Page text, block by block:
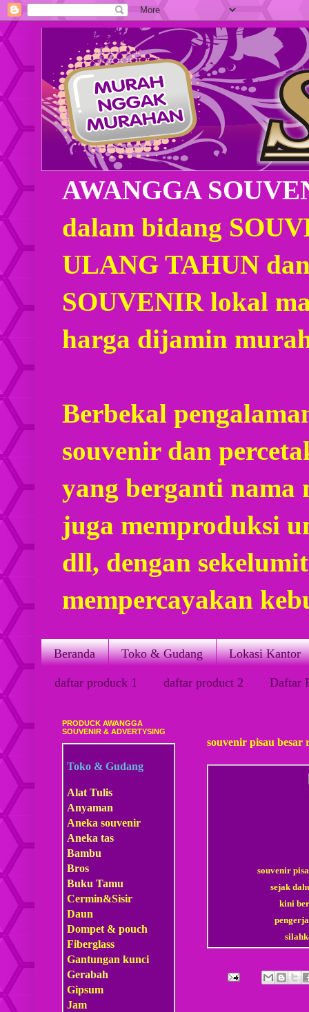
AWANGGA
dalam bidang
ULANG TAHUN
SOUVENIR lokal
harga dijamin
Berbekal
souvenir dan
yang berganti nama
juga memproduksi
dll, dengan
mempercayakan
Beranda Toko & Gudang Lokasi Kantor
daftar produck 1 daftar product 2 Daftar
souvenir pisau besar
souvenir
sejak
kini
PRODUCK AWANGGA
SOUVENIR & ADVERTYSING
Toko & Gudang
Alat Tulis
Anyaman
Aneka souvenir
Aneka tas
Bambu
Bros
Buku Tamu
Cermin&Sisir
Daun
Dompet & pouch
Fiberglass
Gantungan kunci
Gerabah
Gipsum
Jam